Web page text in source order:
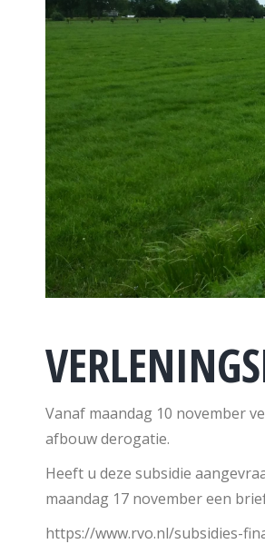
Vanaf maandag 10 november
afbouw derogatie.
Heeft u deze subsidie
maandag 17 november een
https://www.rvo.nl/subsidies-